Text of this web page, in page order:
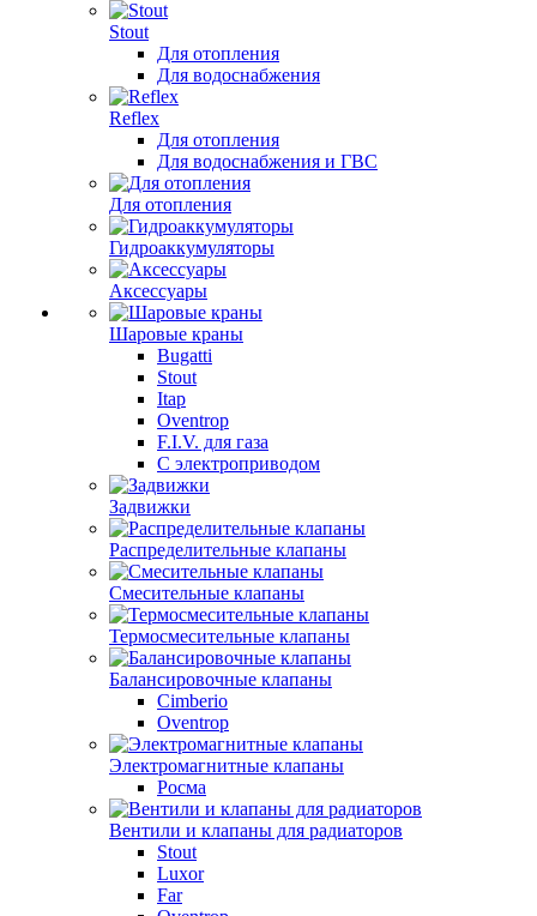
Stout
Для отопления
Для водоснабжения
Reflex
Для отопления
Для водоснабжения и ГВС
Для отопления
Гидроаккумуляторы
Аксессуары
Шаровые краны
Bugatti
Stout
Itap
Oventrop
F.I.V. для газа
С электроприводом
Задвижки
Распределительные клапаны
Cмесительные клапаны
Термосмесительные клапаны
Балансировочные клапаны
Cimberio
Oventrop
Электромагнитные клапаны
Росма
Вентили и клапаны для радиаторов
Stout
Luxor
Far